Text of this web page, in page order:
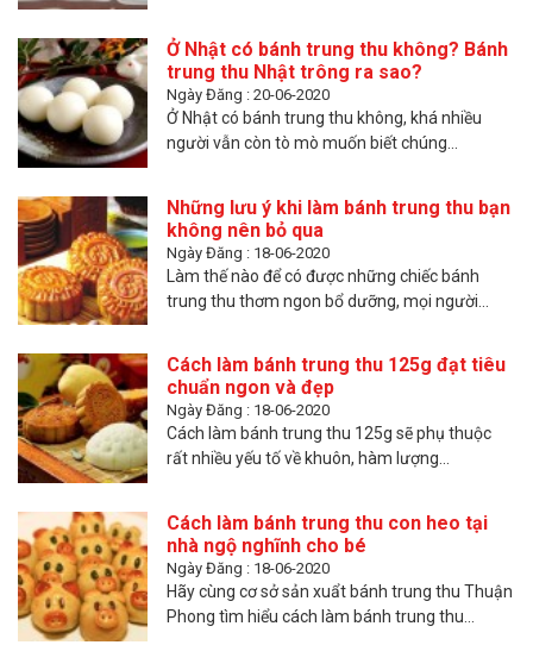
Ở Nhật có bánh trung thu không? Bánh
trung thu Nhật trông ra sao?
Ngày Đăng : 20-06-2020
Ở Nhật có bánh trung thu không, khá nhiều
người vẫn còn tò mò muốn biết chúng...
Những lưu ý khi làm bánh trung thu bạn
không nên bỏ qua
Ngày Đăng : 18-06-2020
Làm thế nào để có được những chiếc bánh
trung thu thơm ngon bổ dưỡng, mọi người...
Cách làm bánh trung thu 125g đạt tiêu
chuẩn ngon và đẹp
Ngày Đăng : 18-06-2020
Cách làm bánh trung thu 125g sẽ phụ thuộc
rất nhiều yếu tố về khuôn, hàm lượng...
Cách làm bánh trung thu con heo tại
nhà ngộ nghĩnh cho bé
Ngày Đăng : 18-06-2020
Hãy cùng cơ sở sản xuẩt bánh trung thu Thuận
Phong tìm hiểu cách làm bánh trung thu...